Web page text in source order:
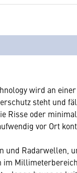
wird an
steht und
Risse oder
vor Ort
und Radarwellen,